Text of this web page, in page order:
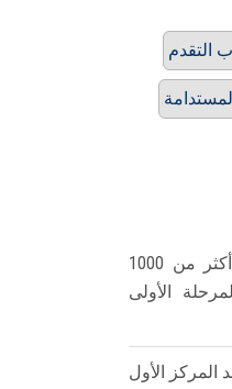
التقدم
معامل التنسيق الإلكتروني تستقبل أكثر من 1000
الأولى
المركز الأول